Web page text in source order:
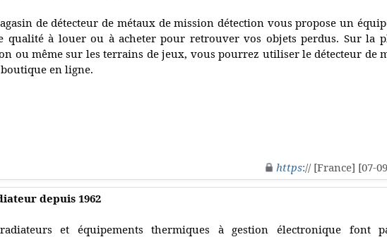
de détecteur de métaux de mission détection vous propose un
qualité à louer ou à acheter pour retrouver vos objets perdus. Sur la
ou même sur les terrains de jeux, vous pourrez utiliser le détecteur de
en ligne.
https:// [France] [07-
depuis 1962
et équipements thermiques à gestion électronique font